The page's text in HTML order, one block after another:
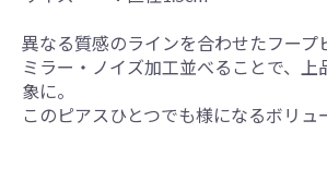
異なる質感のラインを合わせたフープ
ミラー・ノイズ加工並べることで、上
象に。
このピアスひとつでも様になるボリュ